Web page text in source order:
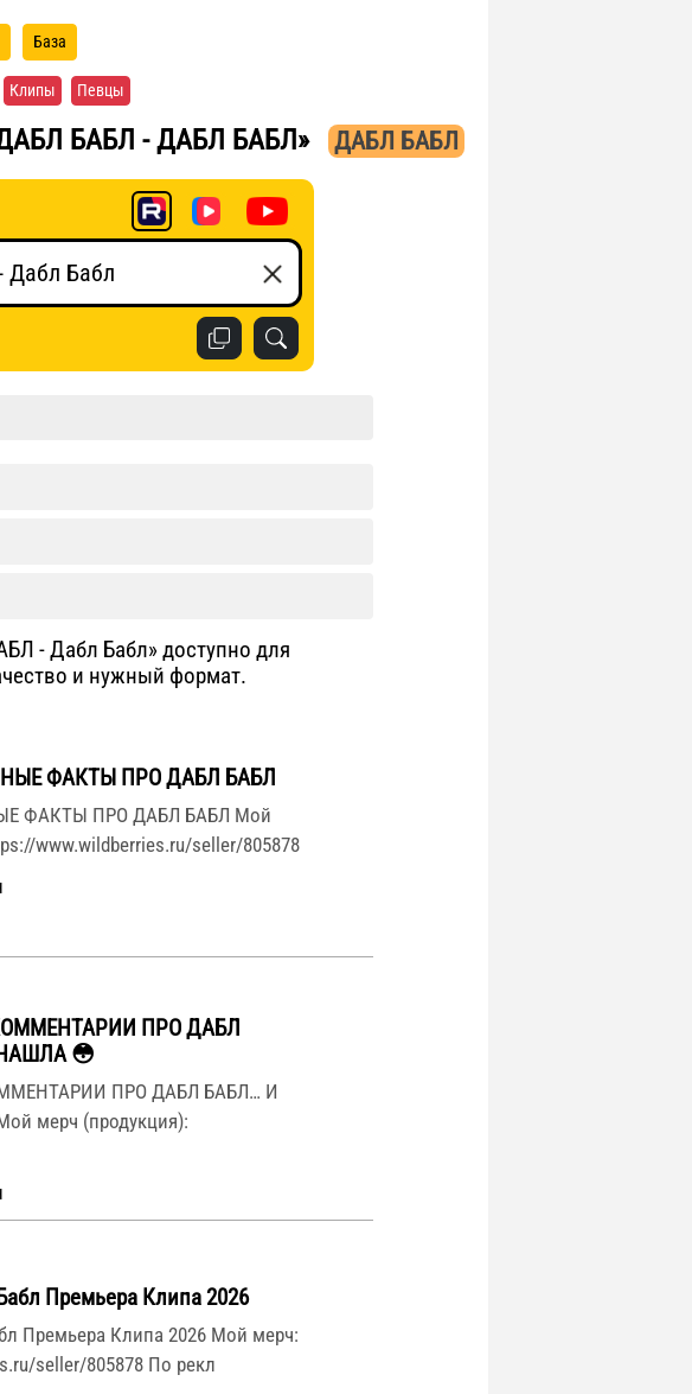
База
Клипы Певцы
БАБЛ - ДАБЛ БАБЛ» ДАБЛ БАБЛ
- Дабл Бабл» доступно для
и нужный формат.
ФАКТЫ ПРО ДАБЛ БАБЛ
ФАКТЫ ПРО ДАБЛ БАБЛ Мой
www.wildberries.ru/seller/805878
ПРО ДАБЛ
😳
ПРО ДАБЛ БАБЛ… И
мерч (продукция):
Премьера Клипа 2026
Премьера Клипа 2026 Мой мерч:
seller/805878 По рекл